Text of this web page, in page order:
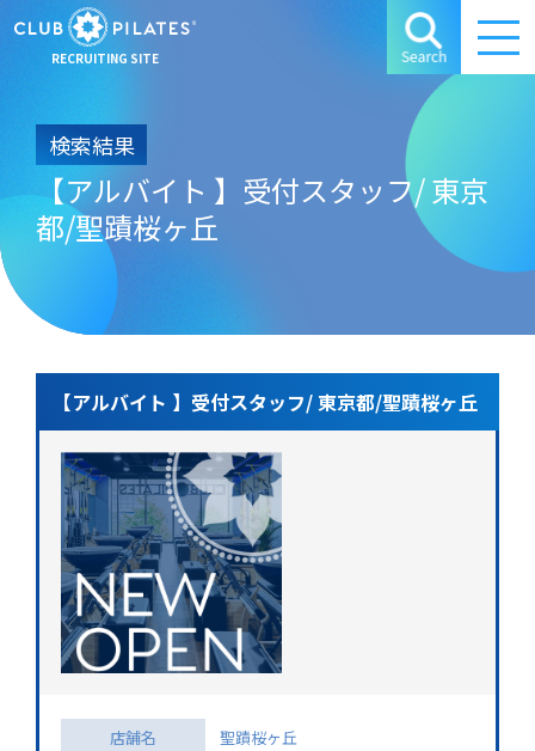
RECRUITING SITE
検索結果
【アルバイト 】受付スタッフ/ 東京
都/聖蹟桜ヶ丘
【アルバイト 】受付スタッフ/ 東京都/聖蹟桜ヶ丘
店舗名 聖蹟桜ヶ丘